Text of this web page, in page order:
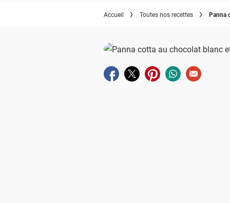
Accueil Toutes nos recettes Panna
Partager sur facebook
Partager sur twitter
Partager sur pinterest
Partager sur
Envoyer à